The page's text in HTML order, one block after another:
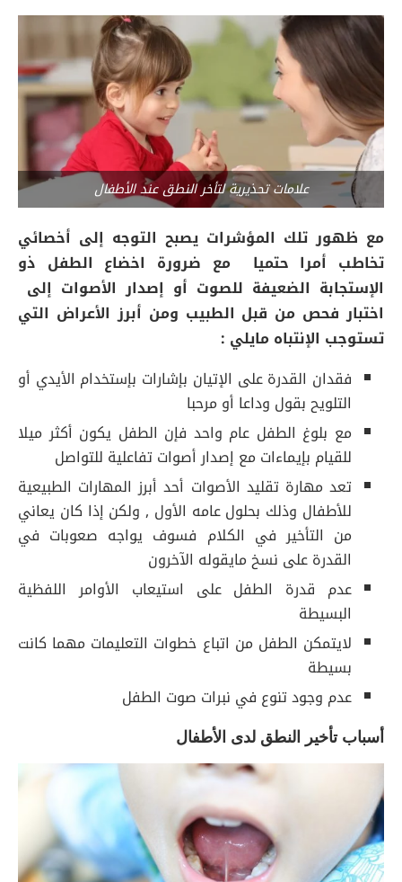
علامات تحذيرية لتأخر النطق عند الأطفال
مع ظهور تلك المؤشرات يصبح التوجه إلى أخصائي
تخاطب أمرا حتميا مع ضرورة اخضاع الطفل ذو
الإستجابة الضعيفة للصوت أو إصدار الأصوات إلى
اختبار فحص من قبل الطبيب ومن أبرز الأعراض التي
تستوجب الإنتباه مايلي :
فقدان القدرة على الإتيان بإشارات بإستخدام الأيدي أو
التلويح بقول وداعا أو مرحبا
مع بلوغ الطفل عام واحد فإن الطفل يكون أكثر ميلا
للقيام بإيماءات مع إصدار أصوات تفاعلية للتواصل
تعد مهارة تقليد الأصوات أحد أبرز المهارات الطبيعية
للأطفال وذلك بحلول عامه الأول , ولكن إذا كان يعاني
من التأخير في الكلام فسوف يواجه صعوبات في
القدرة على نسخ مايقوله الآخرون
عدم قدرة الطفل على استيعاب الأوامر اللفظية
البسيطة
لايتمكن الطفل من اتباع خطوات التعليمات مهما كانت
بسيطة
عدم وجود تنوع في نبرات صوت الطفل
أسباب تأخير النطق لدى الأطفال